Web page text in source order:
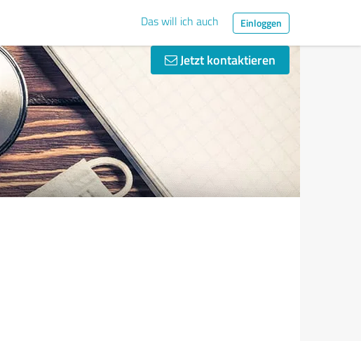
Das will ich auch Einloggen
Jetzt kontaktieren